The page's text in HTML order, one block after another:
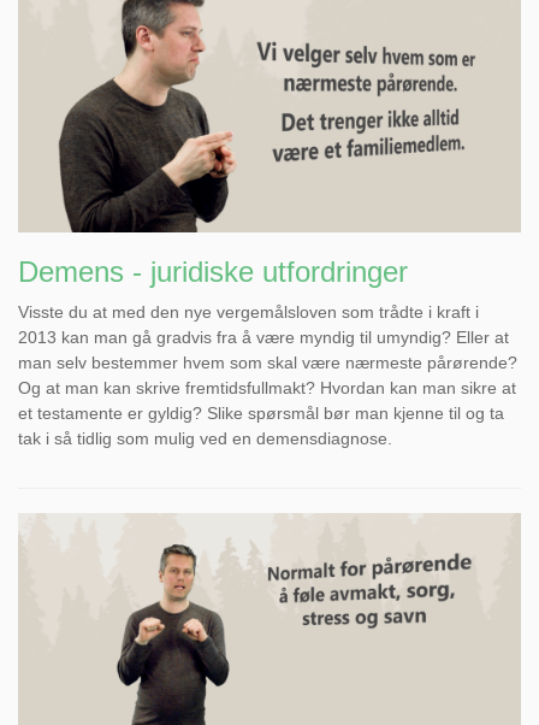
Demens - juridiske utfordringer
Visste du at med den nye vergemålsloven som trådte i kraft i
2013 kan man gå gradvis fra å være myndig til umyndig? Eller at
man selv bestemmer hvem som skal være nærmeste pårørende?
Og at man kan skrive fremtidsfullmakt? Hvordan kan man sikre at
et testamente er gyldig? Slike spørsmål bør man kjenne til og ta
tak i så tidlig som mulig ved en demensdiagnose.